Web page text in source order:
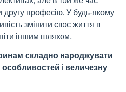
другу професію. У будь-якому
змінити своє життя в
іншим шляхом.
складно народжувати
і величезну